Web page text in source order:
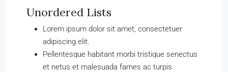
Unordered Lists
Lorem ipsum dolor sit amet, consectetuer
adipiscing elit.
Pellentesque habitant morbi tristique senectus
et netus et malesuada fames ac turpis